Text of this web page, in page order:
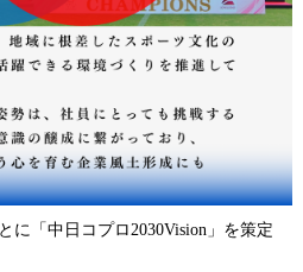
に「中日コプロ2030Vision」を策定